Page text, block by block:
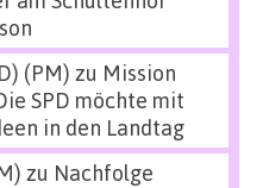
(PM) zu Mission
SPD möchte mit
in den Landtag
zu Nachfolge